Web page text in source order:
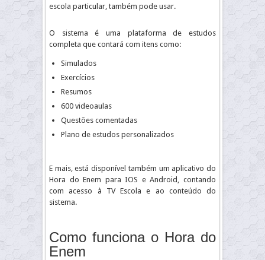
escola particular, também pode usar.
O sistema é uma plataforma de estudos
completa que contará com itens como:
Simulados
Exercícios
Resumos
600 videoaulas
Questões comentadas
Plano de estudos personalizados
E mais, está disponível também um aplicativo do
Hora do Enem para IOS e Android, contando
com acesso à TV Escola e ao conteúdo do
sistema.
Como funciona o Hora do
Enem